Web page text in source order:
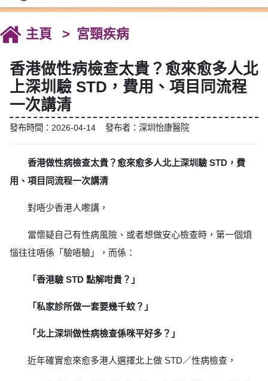
主頁 宮頸疾病
香港做性病檢查太貴？愈來愈多人北
上深圳驗 STD，費用、項目同流程
一次講清
發布時間：2026-04-14 發布者：深圳怡康醫院
香港做性病檢查太貴？愈來愈多人北上深圳驗 STD，費
用、項目同流程一次講清
對唔少香港人嚟講，
當懷疑自己有性病風險、或者想做安心檢查時，第一個煩
惱往往唔係「驗唔驗」，而係：
「香港驗 STD 點解咁貴？」
「私家診所做一套要幾千蚊？」
「北上深圳做性病檢查係咪平好多？」
近年確實愈來愈多港人選擇北上做 STD／性病檢查，